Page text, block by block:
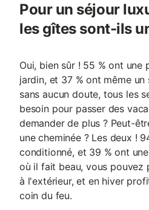
Pour un séjour
les gîtes sont-ils
Oui, bien sûr ! 55 % ont une
jardin, et 37 % ont même un
sans aucun doute, tous les
besoin pour passer des
demander de plus ? Peut-
une cheminée ? Les deux !
conditionné, et 39 % ont
où il fait beau, vous pouvez
à l'extérieur, et en hiver
coin du feu.